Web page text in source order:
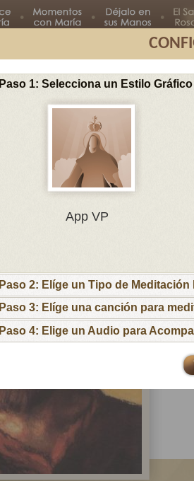
Paso 1: Selecciona un Estilo Gráfico
App VP
Paso 2: Elíge un Tipo de Meditación
Paso 3: Elíge una canción para
Paso 4: Elige un Audio para
Misterio